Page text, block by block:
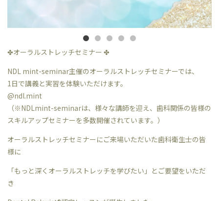
✤オーラルストレッチセミナー ✤
NDL mint-seminar主催のオーラルストレッチセミナーでは、
1日で講義と実習を体験いただけます。
@ndl.mint
（※NDLmint-seminarは、様々な講師を迎え、歯科関係の皆様の
スキルアップセミナーを多数開催されています。）
オーラルストレッチセミナーにご来場いただいた歯科衛生士の皆
様に
「もっと深くオーラルストレッチを学びたい」とご要望をいただ
き